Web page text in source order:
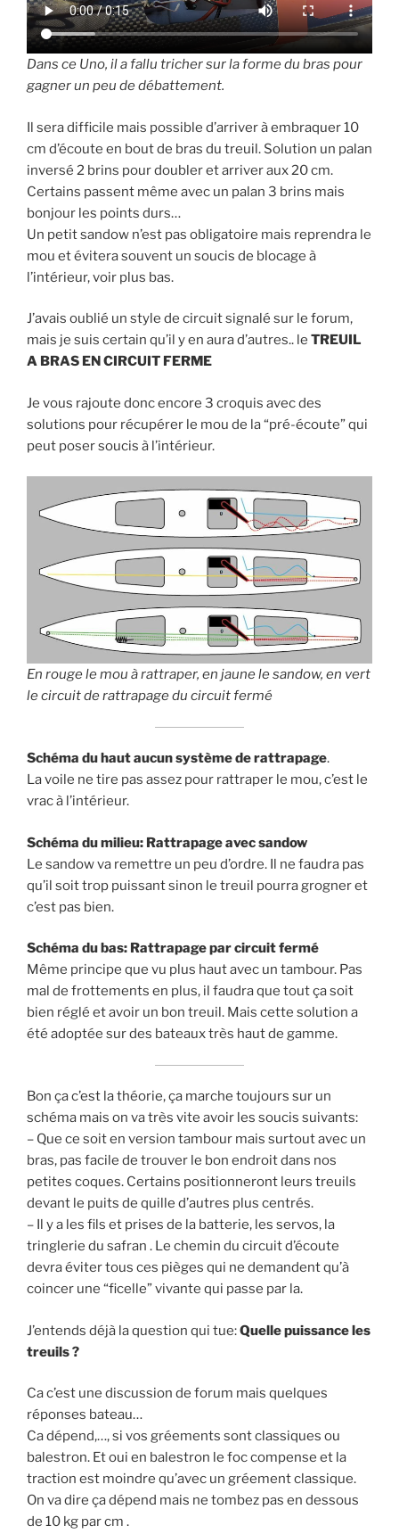
Dans ce Uno, il a fallu tricher sur la forme du bras pour
gagner un peu de débattement.
Il sera difficile mais possible d’arriver à embraquer 10
cm d’écoute en bout de bras du treuil. Solution un palan
inversé 2 brins pour doubler et arriver aux 20 cm.
Certains passent même avec un palan 3 brins mais
bonjour les points durs…
Un petit sandow n’est pas obligatoire mais reprendra le
mou et évitera souvent un soucis de blocage à
l’intérieur, voir plus bas.
J’avais oublié un style de circuit signalé sur le forum,
mais je suis certain qu’il y en aura d’autres.. le TREUIL
A BRAS EN CIRCUIT FERME
Je vous rajoute donc encore 3 croquis avec des
solutions pour récupérer le mou de la “pré-écoute” qui
peut poser soucis à l’intérieur.
En rouge le mou à rattraper, en jaune le sandow, en vert
le circuit de rattrapage du circuit fermé
Schéma du haut aucun système de rattrapage.
La voile ne tire pas assez pour rattraper le mou, c’est le
vrac à l’intérieur.
Schéma du milieu: Rattrapage avec sandow
Le sandow va remettre un peu d’ordre. Il ne faudra pas
qu’il soit trop puissant sinon le treuil pourra grogner et
c’est pas bien.
Schéma du bas: Rattrapage par circuit fermé
Même principe que vu plus haut avec un tambour. Pas
mal de frottements en plus, il faudra que tout ça soit
bien réglé et avoir un bon treuil. Mais cette solution a
été adoptée sur des bateaux très haut de gamme.
Bon ça c’est la théorie, ça marche toujours sur un
schéma mais on va très vite avoir les soucis suivants:
– Que ce soit en version tambour mais surtout avec un
bras, pas facile de trouver le bon endroit dans nos
petites coques. Certains positionneront leurs treuils
devant le puits de quille d’autres plus centrés.
– Il y a les fils et prises de la batterie, les servos, la
tringlerie du safran . Le chemin du circuit d’écoute
devra éviter tous ces pièges qui ne demandent qu’à
coincer une “ficelle” vivante qui passe par la.
J’entends déjà la question qui tue:Quelle puissance les
treuils ?
Ca c’est une discussion de forum mais quelques
réponses bateau…
Ca dépend,…, si vos gréements sont classiques ou
balestron. Et oui en balestron le foc compense et la
traction est moindre qu’avec un gréement classique.
On va dire ça dépend mais ne tombez pas en dessous
de 10 kg par cm .